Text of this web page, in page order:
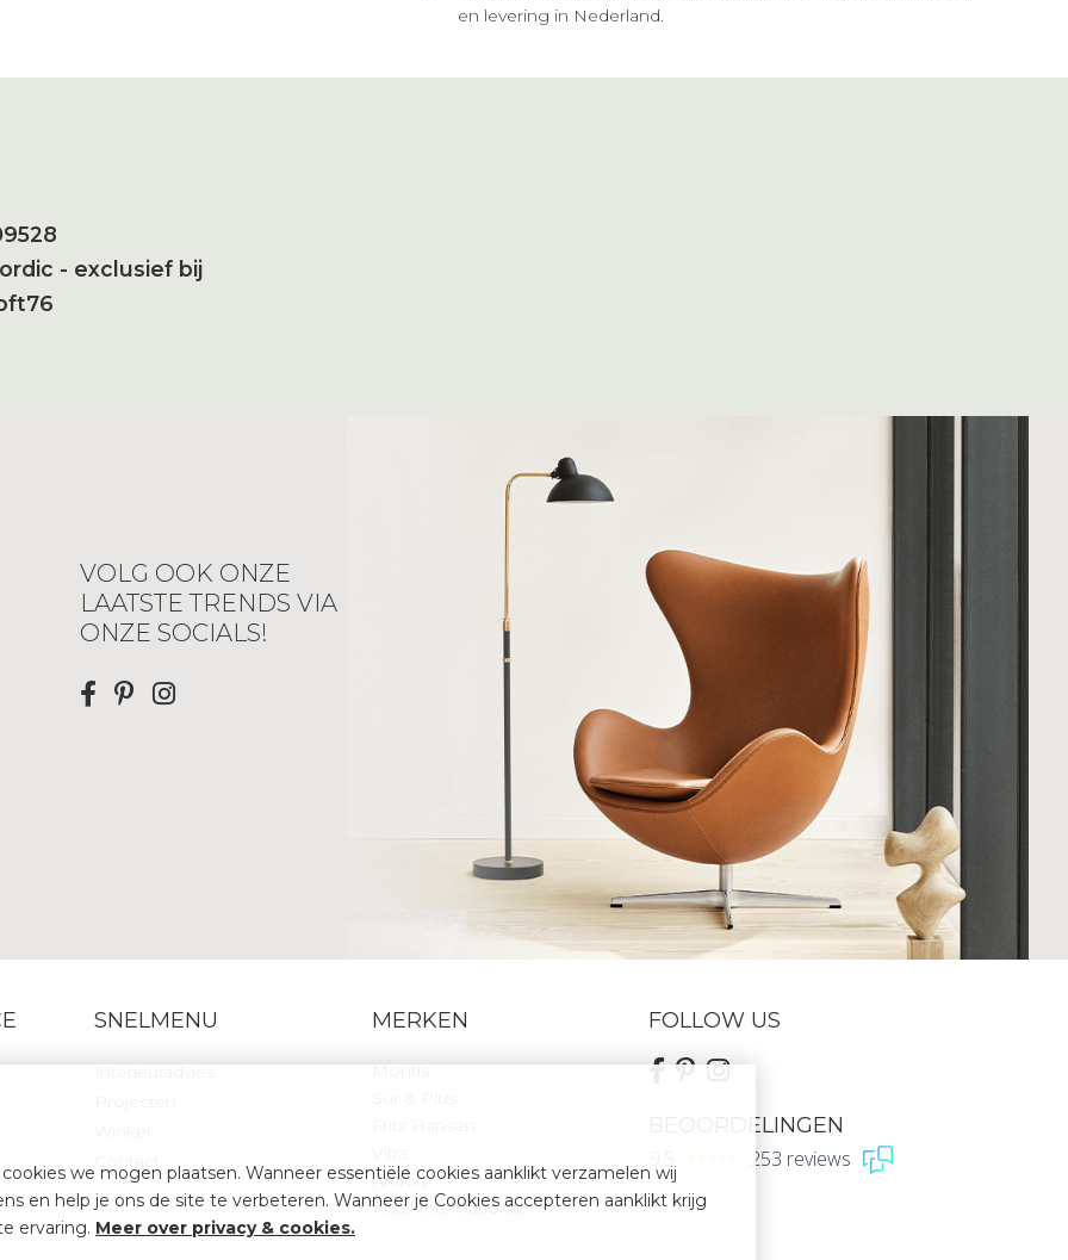
en levering in Nederland.
- exclusief bij
VOLG OOK ONZE
LAATSTE TRENDS VIA
ONZE SOCIALS!
SNELMENU
Interieuradvies
MERKEN
Montis
Artifort
Knoll International
FOLLOW US
BEOORDELINGEN
253 reviews
we mogen plaatsen. Wanneer essentiële cookies aanklikt verzamelen wij
en help je ons de site te verbeteren. Wanneer je Cookies accepteren aanklikt krijg
ervaring. Meer over privacy & cookies.